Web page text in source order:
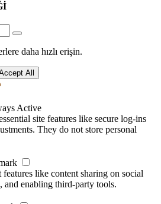
daha hızlı erişin.
All
Active
site features like secure log-ins
They do not store personal
like content sharing on social
and enabling third-party tools.